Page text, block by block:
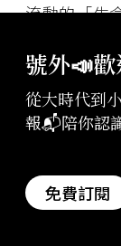
流動的「生
流發楞；
空？總之，
場。
號外📣
從大時代到
報📬陪你認
免費訂閱